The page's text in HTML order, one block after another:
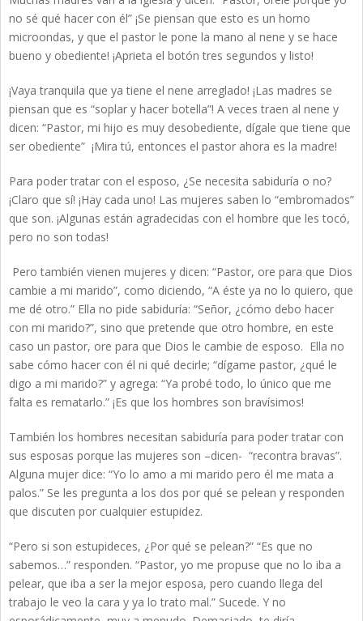
no sé qué hacer con él” ¡Se piensan que esto es un horno
microondas, y que el pastor le pone la mano al nene y se hace
bueno y obediente! ¡Aprieta el botón tres segundos y listo!
¡Vaya tranquila que ya tiene el nene arreglado! ¡Las madres se
piensan que es “soplar y hacer botella”! A veces traen al nene y
dicen: “Pastor, mi hijo es muy desobediente, dígale que tiene que
ser obediente” ¡Mira tú, entonces el pastor ahora es la madre!
Para poder tratar con el esposo, ¿Se necesita sabiduría o no?
¡Claro que sí! ¡Hay cada uno! Las mujeres saben lo “embromados”
que son. ¡Algunas están agradecidas con el hombre que les tocó,
pero no son todas!
Pero también vienen mujeres y dicen: “Pastor, ore para que Dios
cambie a mi marido”, como diciendo, “A éste ya no lo quiero, que
me dé otro.” Ella no pide sabiduría: “Señor, ¿cómo debo hacer
con mi marido?”, sino que pretende que otro hombre, en este
caso un pastor, ore para que Dios le cambie de esposo. Ella no
sabe cómo hacer con él ni qué decirle; “dígame pastor, ¿qué le
digo a mi marido?” y agrega: “Ya probé todo, lo único que me
falta es rematarlo.” ¡Es que los hombres son bravísimos!
También los hombres necesitan sabiduría para poder tratar con
sus esposas porque las mujeres son –dicen- “recontra bravas”.
Alguna mujer dice: “Yo lo amo a mi marido pero él me mata a
palos.” Se les pregunta a los dos por qué se pelean y responden
que discuten por cualquier estupidez.
“Pero si son estupideces, ¿Por qué se pelean?” “Es que no
sabemos…” responden. “Pastor, yo me propuse que no lo iba a
pelear, que iba a ser la mejor esposa, pero cuando llega del
trabajo le veo la cara y ya lo trato mal.” Sucede. Y no